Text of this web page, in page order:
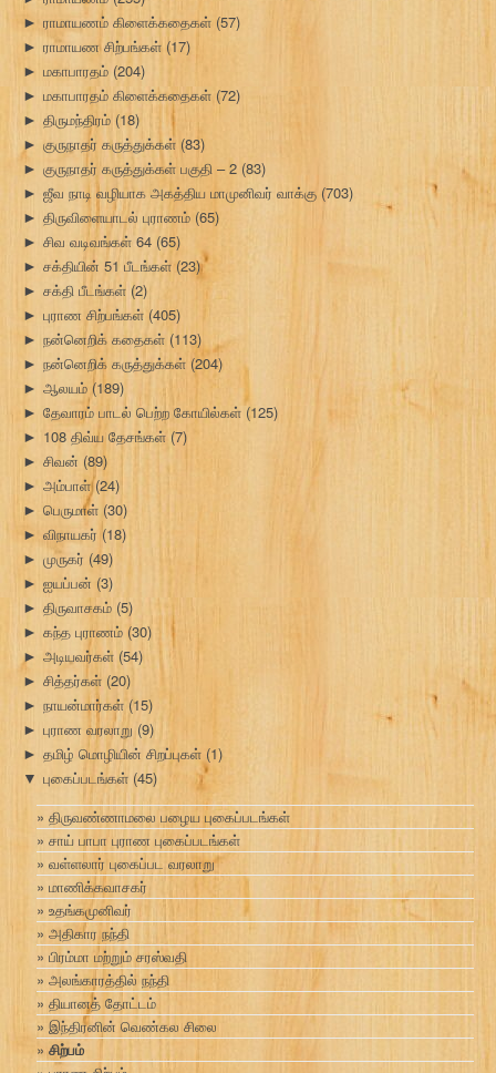
► ராமாயணம் கிளைக்கதைகள் (57)
► ராமாயண சிற்பங்கள் (17)
► மகாபாரதம் (204)
► மகாபாரதம் கிளைக்கதைகள் (72)
► திருமந்திரம் (18)
► குருநாதர் கருத்துக்கள் (83)
► குருநாதர் கருத்துக்கள் பகுதி – 2 (83)
► ஜீவ நாடி வழியாக அகத்திய மாமுனிவர் வாக்கு (703)
► திருவிளையாடல் புராணம் (65)
► சிவ வடிவங்கள் 64 (65)
► சக்தியின் 51 பீடங்கள் (23)
► சக்தி பீடங்கள் (2)
► புராண சிற்பங்கள் (405)
► நன்னெறிக் கதைகள் (113)
► நன்னெறிக் கருத்துக்கள் (204)
► ஆலயம் (189)
► தேவாரம் பாடல் பெற்ற கோயில்கள்(125)
► 108 திவ்ய தேசங்கள் (7)
► சிவன் (89)
► அம்பாள்(24)
► பெருமாள் (30)
► விநாயகர் (18)
► முருகர் (49)
► ஐயப்பன் (3)
► திருவாசகம் (5)
► கந்த புராணம் (30)
► அடியவர்கள் (54)
► சித்தர்கள் (20)
► நாயன்மார்கள் (15)
► புராண வரலாறு (9)
► தமிழ் மொழியின் சிறப்புகள் (1)
▼ புகைப்படங்கள் (45)
திருவண்ணாமலை பழைய புகைப்படங்கள்
சாய் பாபா புராண புகைப்படங்கள்
வள்ளலார் புகைப்பட வரலாறு
மாணிக்கவாசகர்
உதங்கமுனிவர்
அதிகார நந்தி
பிரம்மா மற்றும் சரஸ்வதி
அலங்காரத்தில் நந்தி
தியானத் தோட்டம்
இந்திரனின் வெண்கல சிலை
சிற்பம்